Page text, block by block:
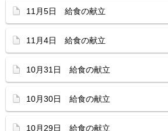
11月5日 給食の献立
11月4日 給食の献立
10月31日 給食の献立
10月30日 給食の献立
10月29日 給食の献立